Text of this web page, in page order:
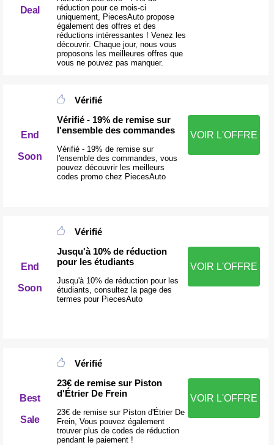
Deal
réduction pour ce mois-ci
uniquement, PiecesAuto propose
également des offres et des
réductions intéressantes ! Venez les
découvrir. Chaque jour, nous vous
proposons les meilleures offres que
vous ne pouvez pas manquer.
End
Soon
Vérifié
Vérifié - 19% de remise sur
l'ensemble des commandes
Vérifié - 19% de remise sur
l'ensemble des commandes, vous
pouvez découvrir les meilleurs
codes promo chez PiecesAuto
VOIR L'OFFRE
End
Soon
Vérifié
Jusqu'à 10% de réduction
pour les étudiants
Jusqu'à 10% de réduction pour les
étudiants, consultez la page des
termes pour PiecesAuto
VOIR L'OFFRE
Best
Sale
Vérifié
23€ de remise sur Piston
d'Étrier De Frein
23€ de remise sur Piston d'Étrier De
Frein, Vous pouvez également
trouver plus de codes de réduction
pendant le paiement !
VOIR L'OFFRE